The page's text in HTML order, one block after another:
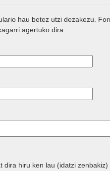
hau betez utzi dezakezu.
agertuko dira.
dira hiru ken lau (idatzi zenbakiz)